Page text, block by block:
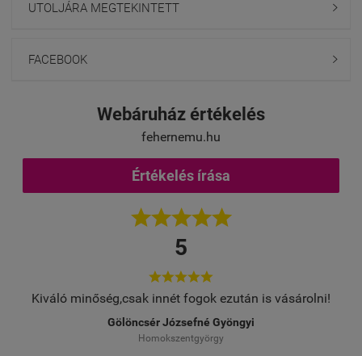
UTOLJÁRA MEGTEKINTETT 
FACEBOOK 
Webáruház értékelés
fehernemu.hu
Értékelés írása

5

Kiváló minőség,csak innét fogok ezután is vásárolni!
Gölöncsér Józsefné Gyöngyi
Homokszentgyörgy